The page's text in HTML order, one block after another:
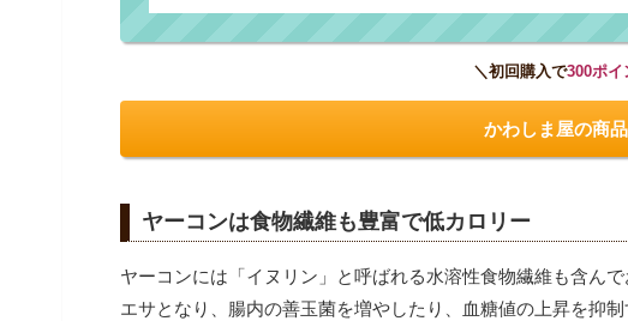
＼初回購入で300ポイ
かわしま屋の商
ヤーコンは食物繊維も豊富で低カロリー
ヤーコンには「イヌリン」と呼ばれる水溶性食物繊維も含ん
エサとなり、腸内の善玉菌を増やしたり、血糖値の上昇を抑制